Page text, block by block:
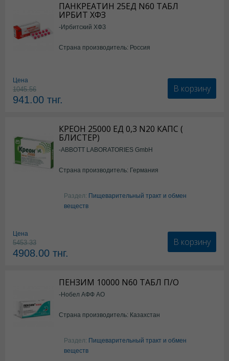
ПАНКРЕАТИН 25ЕД N60 ТАБЛ
ИРБИТ ХФЗ
-Ирбитский ХФЗ
Страна производитель: Россия
Цена
1045.56
941.00 тнг.
В корзину
КРЕОН 25000 ЕД 0,3 N20 КАПС (
БЛИСТЕР)
-ABBOTT LABORATORIES GmbH
Страна производитель: Германия
Раздел: Пищеварительный тракт и обмен
веществ
Цена
5453.33
4908.00 тнг.
В корзину
ПЕНЗИМ 10000 N60 ТАБЛ П/О
-Нобел АФФ АО
Страна производитель: Казахстан
Раздел: Пищеварительный тракт и обмен
веществ